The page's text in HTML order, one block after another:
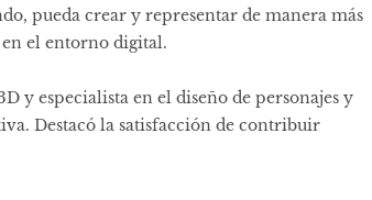
pueda crear y representar de manera más
en el entorno digital.
y especialista en el diseño de personajes y
Destacó la satisfacción de contribuir